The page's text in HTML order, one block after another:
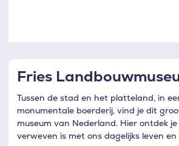
Fries
Tussen de stad en het platteland, in
monumentale boerderij, vind je dit
museum van Nederland. Hier ontdek
verweven is met ons dagelijks leven en